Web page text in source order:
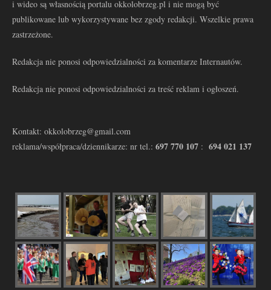
i wideo są własnością portalu okkolobrzeg.pl i nie mogą być
publikowane lub wykorzystywane bez zgody redakcji. Wszelkie prawa
zastrzeżone.
Redakcja nie ponosi odpowiedzialności za komentarze Internautów.
Redakcja nie ponosi odpowiedzialności za treść reklam i ogłoszeń.
Kontakt: okkolobrzeg@gmail.com
reklama/współpraca/dziennikarze: nr tel.: 697 770 107 : 694 021 137